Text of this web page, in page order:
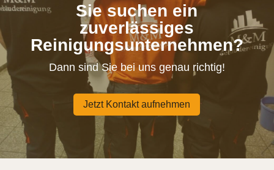
Sie suchen ein
zuverlässiges
Reinigungsunternehmen?
Dann sind Sie bei uns genau richtig!
Jetzt Kontakt aufnehmen